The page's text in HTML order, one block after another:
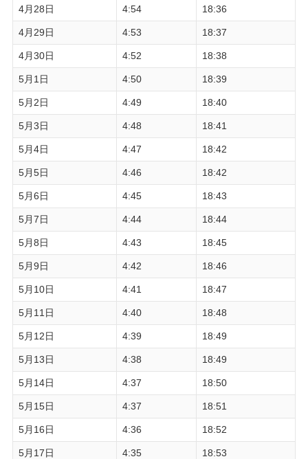
4月28日 4:54 18:36
4月29日 4:53 18:37
4月30日 4:52 18:38
5月1日 4:50 18:39
5月2日 4:49 18:40
5月3日 4:48 18:41
5月4日 4:47 18:42
5月5日 4:46 18:42
5月6日 4:45 18:43
5月7日 4:44 18:44
5月8日 4:43 18:45
5月9日 4:42 18:46
5月10日 4:41 18:47
5月11日 4:40 18:48
5月12日 4:39 18:49
5月13日 4:38 18:49
5月14日 4:37 18:50
5月15日 4:37 18:51
5月16日 4:36 18:52
5月17日 4:35 18:53